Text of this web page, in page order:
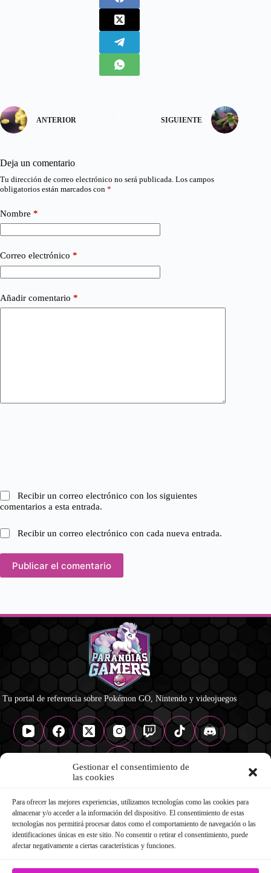
Gestionar el consentimiento de
las cookies
Para ofrecer las mejores experiencias, utilizamos tecnologías como las cookies para
almacenar y/o acceder a la información del dispositivo. El consentimiento de estas
tecnologías nos permitirá procesar datos como el comportamiento de navegación o las
identificaciones únicas en este sitio. No consentir o retirar el consentimiento, puede
afectar negativamente a ciertas características y funciones.
ANTERIOR SIGUIENTE
Deja un comentario
Tu dirección de correo electrónico no será publicada. Los campos
obligatorios están marcados con *
Nombre *
Correo electrónico *
Añadir comentario *
Recibir un correo electrónico con los siguientes
comentarios a esta entrada.
Recibir un correo electrónico con cada nueva entrada.
Publicar el comentario
Tu portal de referencia sobre Pokémon GO, Nintendo y videojuegos
NAVEGACIÓN
Pokémon GO
Nintendo
Videojuegos
Infografías
Contacto